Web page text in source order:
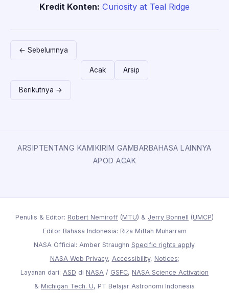
Kredit Konten: Curiosity at Teal Ridge
← Sebelumnya
Acak Arsip
Berikutnya →
ARSIPTENTANG KAMIKIRIM GAMBARBAHASA LAINNYA
APOD ACAK
Penulis & Editor: Robert Nemiroff (MTU) & Jerry Bonnell (UMCP)
Editor Bahasa Indonesia: Riza Miftah Muharram
NASA Official: Amber Straughn Specific rights apply.
NASA Web Privacy, Accessibility, Notices;
Layanan dari: ASD di NASA / GSFC, NASA Science Activation
& Michigan Tech. U, PT Belajar Astronomi Indonesia